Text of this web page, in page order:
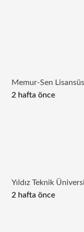
Memur-Sen
2 hafta önce
Yıldız Teknik
2 hafta önce